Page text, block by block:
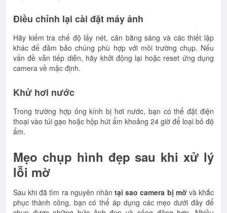
Điều chỉnh lại cài đặt máy ảnh
Hãy kiểm tra chế độ lấy nét, cân bằng sáng và các thiết lập
khác để đảm bảo chúng phù hợp với môi trường chụp. Nếu
vấn đề vẫn tiếp diễn, hãy khởi động lại hoặc reset ứng dụng
camera về mặc định.
Khử hơi nước
Trong trường hợp ống kính bị hơi nước, bạn có thể đặt điện
thoại vào túi gạo hoặc hộp hút ẩm khoảng 24 giờ để loại bỏ độ
ẩm.
Mẹo chụp hình đẹp sau khi xử lý
lỗi mờ
Sau khi đã tìm ra nguyên nhântại sao camera bị mờ và khắc
phục thành công, bạn có thể áp dụng các mẹo dưới đây để